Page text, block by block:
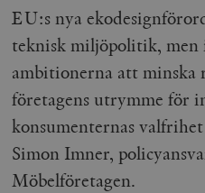
EU:s nya
teknisk miljöpolitik,
ambitionerna att minska
företagens utrymme för
konsumenternas
Simon Imner,
Möbelföretagen.